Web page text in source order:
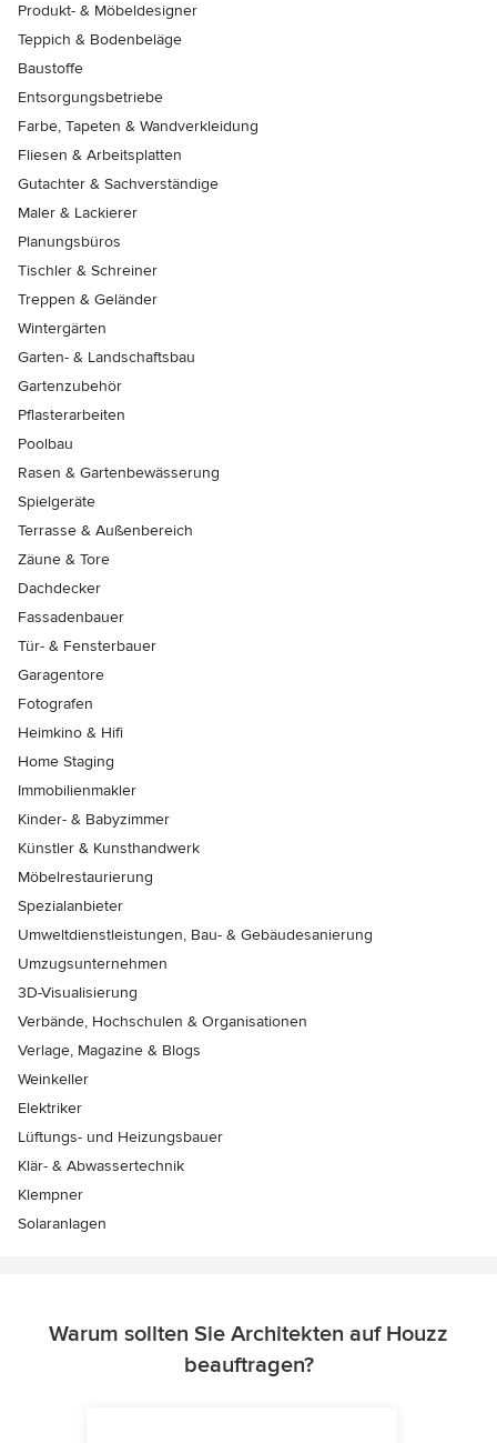
Produkt- & Möbeldesigner
Teppich & Bodenbeläge
Baustoffe
Entsorgungsbetriebe
Farbe, Tapeten & Wandverkleidung
Fliesen & Arbeitsplatten
Gutachter & Sachverständige
Maler & Lackierer
Planungsbüros
Tischler & Schreiner
Treppen & Geländer
Wintergärten
Garten- & Landschaftsbau
Gartenzubehör
Pflasterarbeiten
Poolbau
Rasen & Gartenbewässerung
Spielgeräte
Terrasse & Außenbereich
Zäune & Tore
Dachdecker
Fassadenbauer
Tür- & Fensterbauer
Garagentore
Fotografen
Heimkino & Hifi
Home Staging
Immobilienmakler
Kinder- & Babyzimmer
Künstler & Kunsthandwerk
Möbelrestaurierung
Spezialanbieter
Umweltdienstleistungen, Bau- & Gebäudesanierung
Umzugsunternehmen
3D-Visualisierung
Verbände, Hochschulen & Organisationen
Verlage, Magazine & Blogs
Weinkeller
Elektriker
Lüftungs- und Heizungsbauer
Klär- & Abwassertechnik
Klempner
Solaranlagen
Warum sollten Sie Architekten auf Houzz
beauftragen?